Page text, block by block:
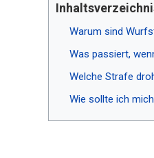
Warum sind
Was passiert,
Welche Strafe
Wie sollte ich